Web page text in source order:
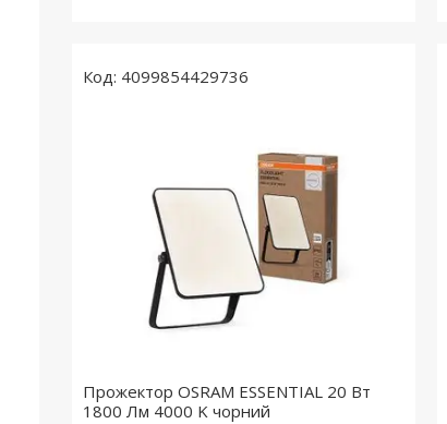
4099854429736
Прожектор OSRAM ESSENTIAL 20 Вт
1800 Лм 4000 K чорний